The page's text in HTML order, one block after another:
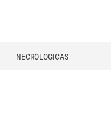
NECROLÓGICAS